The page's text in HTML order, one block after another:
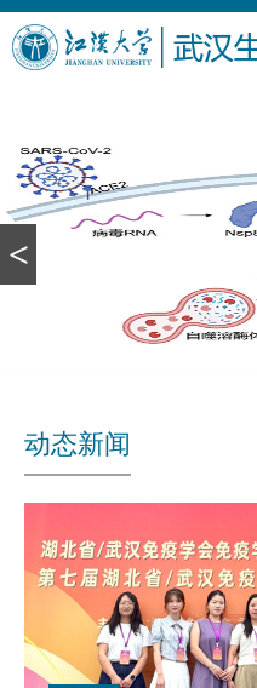
<
动态新闻